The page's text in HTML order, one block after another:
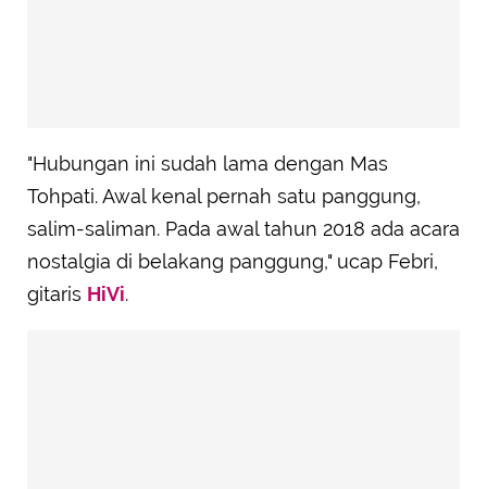
"Hubungan ini sudah lama dengan Mas
Tohpati. Awal kenal pernah satu panggung,
salim-saliman. Pada awal tahun 2018 ada acara
nostalgia di belakang panggung," ucap Febri,
gitaris HiVi.